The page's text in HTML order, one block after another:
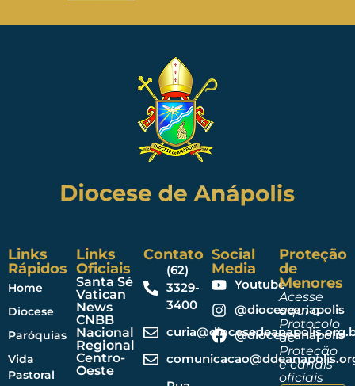
Links
Rápidos
Home
Diocese
Paróquias
Vida
Pastoral
Links
Oficiais
Santa Sé
Vatican
News
CNBB
Nacional
Regional
Centro-
Oeste
Contato
(62)
3329-
3400
Social
Media
Youtube
@dioceseanapolis
@dioceseanapolis
Proteção
de
Menores
Acesse
aqui o
Protocolo
de
Proteção
e canais
oficiais